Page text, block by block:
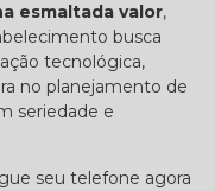
esmaltada valor,
busca
tecnológica,
no planejamento de
seriedade e
seu telefone agora